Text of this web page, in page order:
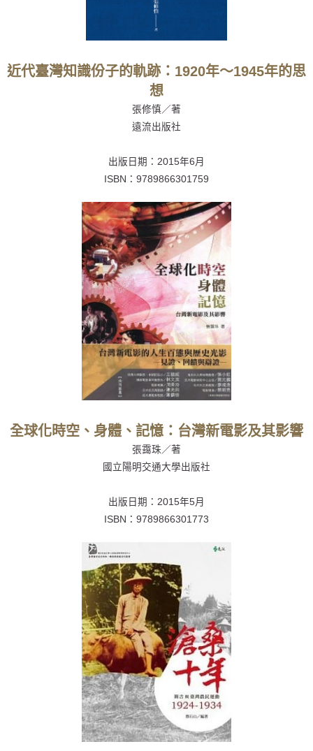
近代臺灣知識份子的軌跡：1920年～1945年的思
想
張修慎／著
遠流出版社
出版日期： 2015年6月
ISBN： 9789866301759
全球化時空、身體、記憶：台灣新電影及其影響
張靄珠／著
國立陽明交通大學出版社
出版日期： 2015年5月
ISBN： 9789866301773